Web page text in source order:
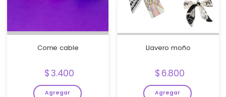
Come cable
Precio:
3.400
Agregar
Llavero moño
Precio:
6.800
Agregar